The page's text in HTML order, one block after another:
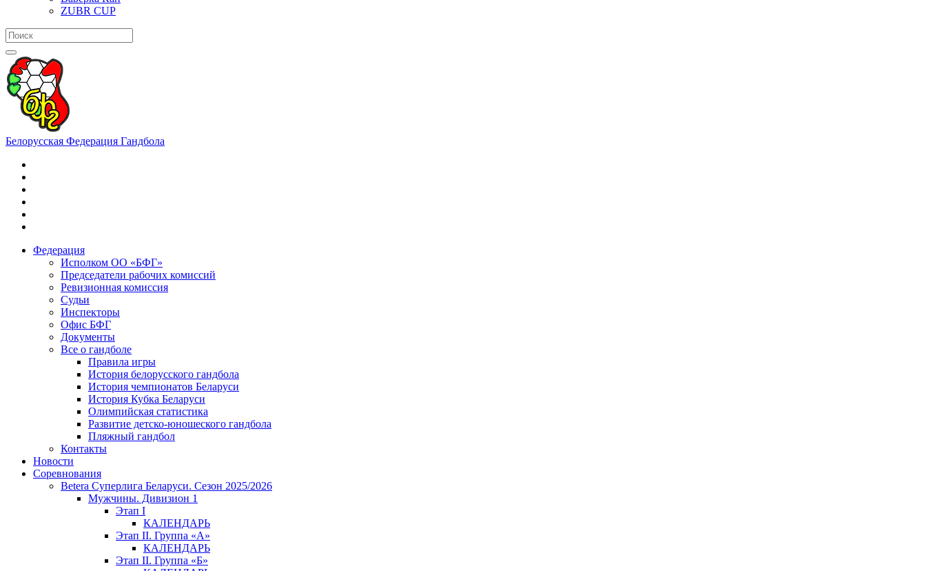
ZUBR CUP
Белорусская Федерация Гандбола
Федерация
Исполком ОО «БФГ»
Председатели рабочих комиссий
Ревизионная комиссия
Судьи
Инспекторы
Офис БФГ
Документы
Все о гандболе
Правила игры
История белорусского гандбола
История чемпионатов Беларуси
История Кубка Беларуси
Олимпийская статистика
Развитие детско-юношеского гандбола
Пляжный гандбол
Контакты
Новости
Соревнования
Betera Суперлига Беларуси. Сезон 2025/2026
Мужчины. Дивизион 1
Этап I
КАЛЕНДАРЬ
Этап II. Группа «А»
КАЛЕНДАРЬ
Этап II. Группа «Б»